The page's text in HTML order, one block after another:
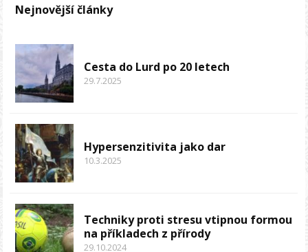
Nejnovější články
Cesta do Lurd po 20 letech
29.7.2025
Hypersenzitivita jako dar
10.3.2025
Techniky proti stresu vtipnou formou
na příkladech z přírody
29.10.2024